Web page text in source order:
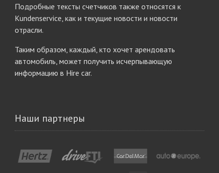
Подробные тексты счетчиков также относятся к
Kundenservice, как и текущие новости и новости
отрасли.
Таким образом, каждый, кто хочет арендовать
автомобиль, может получить исчерпывающую
информацию в Hire car.
Наши партнеры